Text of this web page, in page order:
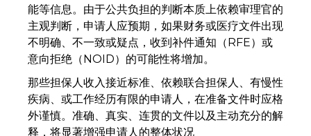
能等信息。由于公共负担的判断本质上依赖审理官的
主观判断，申请人应预期，如果财务或医疗文件出现
不明确、不一致或疑点，收到补件通知（RFE）或
意向拒绝（NOID）的可能性将增加。
那些担保人收入接近标准、依赖联合担保人、有慢性
疾病、或工作经历有限的申请人，在准备文件时应格
外谨慎。准确、真实、连贯的文件以及主动充分的解
释，将显著增强申请人的整体状况